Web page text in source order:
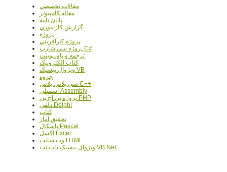
مقالات تخصصي
مقاله کامپیوتر
پایان نامه
گزارش کارآموزي
پروژه
پروژه کارآفريني
پروژه سي شارپ C#
ترجمه و پاورپوينت
کتاب الکترونيک
ويژوال بيسيک VB
جزوه
سي پلاس پلاس C++
اسمبلي Assembly
پروژه پي اچ پي PHP
دلفي Delphi
کتاب
تحقيق آمار
پاسکال Pascal
اکسل Excel
وب سايت HTML
ويژوال بيسيک دات نت VB.Net